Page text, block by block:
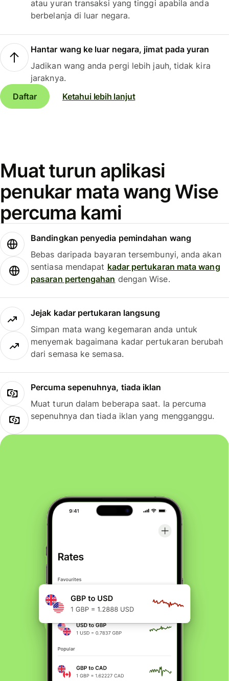
atau yuran transaksi yang tinggi apabila anda
berbelanja di luar negara.
Hantar wang ke luar negara, jimat pada yuran
Jadikan wang anda pergi lebih jauh, tidak kira
jaraknya.
Daftar
Ketahui lebih lanjut
Muat turun aplikasi
penukar mata wang Wise
percuma kami
Bandingkan penyedia pemindahan wang
Bebas daripada bayaran tersembunyi, anda akan
sentiasa mendapat kadar pertukaran mata wang
pasaran pertengahan dengan Wise.
Jejak kadar pertukaran langsung
Simpan mata wang kegemaran anda untuk
menyemak bagaimana kadar pertukaran berubah
dari semasa ke semasa.
Percuma sepenuhnya, tiada iklan
Muat turun dalam beberapa saat. Ia percuma
sepenuhnya dan tiada iklan yang mengganggu.